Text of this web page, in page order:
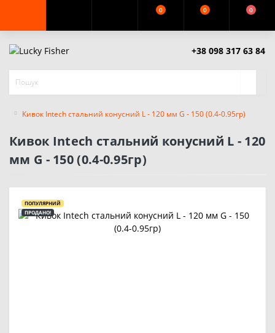
0 0 0
+38 098 317 63 84
Кивок Intech стальний конусний L - 120 мм G - 150 (0.4-0.95гр)
Кивок Intech стальний конусний L - 120
мм G - 150 (0.4-0.95гр)
ПОПУЛЯРНИЙ
ПРОДАНО!